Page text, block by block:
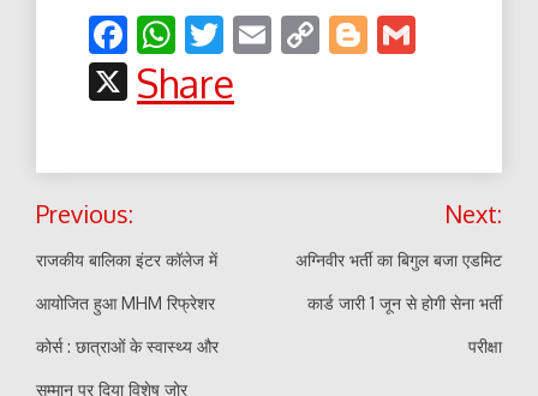
Facebook
WhatsApp
Twitter
EmailCopyBlogger
X
Share
Post
navigation
Previous:
राजकीय बालिका इंटर कॉलेज में
आयोजित हुआ MHM रिफ्रेशर
कोर्स : छात्राओं के स्वास्थ्य और
सम्मान पर दिया विशेष जोर
Next:
अग्निवीर भर्ती का बिगुल बजा एडमिट
कार्ड जारी 1 जून से होगी सेना भर्ती
परीक्षा